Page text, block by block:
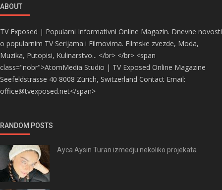
ABOUT
TV Exposed | Popularni Informativni Online Magazin. Dnevne novosti
o popularnim TV Serijama i Filmovima. Filmske zvezde, Moda,
Muzika, Putopisi, Kulinarstvo... </br> </br> <span
class="nobr">AtomMedia Studio | TV Exposed Online Magazine
Seefeldstrasse 40 8008 Zürich, Switzerland Contact Email:
office@tvexposed.net</span>
RANDOM POSTS
Ayca Aysin Turan izmedju nekoliko projekata